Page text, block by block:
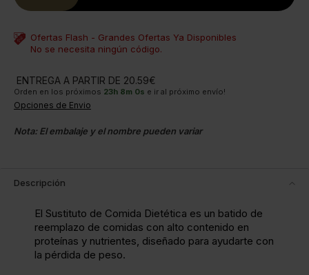
Ofertas Flash - Grandes Ofertas Ya Disponibles
No se necesita ningún código.
ENTREGA A PARTIR DE 20.59€
Orden en los próximos 23h 8m 0s e ir al próximo envío!
Opciones de Envio
Nota: El embalaje y el nombre pueden variar
Descripción
El Sustituto de Comida Dietética es un batido de
reemplazo de comidas con alto contenido en
proteínas y nutrientes, diseñado para ayudarte con
la pérdida de peso.